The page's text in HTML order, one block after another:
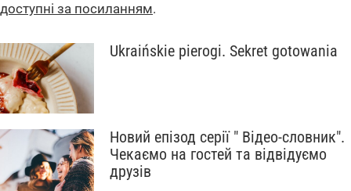
доступні за посиланням.
Ukraińskie pierogi. Sekret gotowania
Новий епізод серії " Відео-словник".
Чекаємо на гостей та відвідуємо
друзів